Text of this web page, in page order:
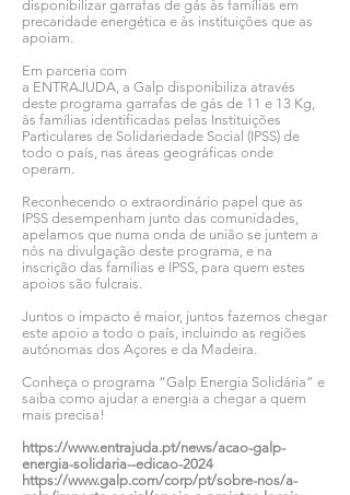
disponibilizar garrafas de gás às famílias em
precaridade energética e às instituições que as
apoiam.
Em parceria com
a ENTRAJUDA, a Galp disponibiliza através
deste programa garrafas de gás de 11 e 13 Kg,
às famílias identificadas pelas Instituições
Particulares de Solidariedade Social (IPSS) de
todo o país, nas áreas geográficas onde
operam.
Reconhecendo o extraordinário papel que as
IPSS desempenham junto das comunidades,
apelamos que numa onda de união se juntem a
nós na divulgação deste programa, e na
inscrição das famílias e IPSS, para quem estes
apoios são fulcrais.
Juntos o impacto é maior, juntos fazemos chegar
este apoio a todo o país, incluindo as regiões
autónomas dos Açores e da Madeira.
Conheça o programa “Galp Energia Solidária” e
saiba como ajudar a energia a chegar a quem
mais precisa!
https://www.entrajuda.pt/news/acao-galp-
energia-solidaria--edicao-2024
https://www.galp.com/corp/pt/sobre-nos/a-